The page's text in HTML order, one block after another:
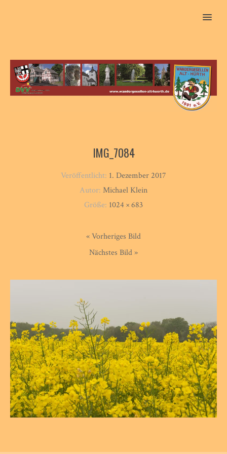
MENU
IMG_7084
Veröffentlicht: 1. Dezember 2017
Autor: Michael Klein
Größe: 1024 × 683
« Vorheriges Bild
Nächstes Bild »